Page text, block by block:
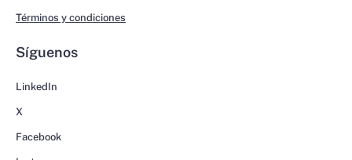
Términos y condiciones
Síguenos
LinkedIn
X
Facebook